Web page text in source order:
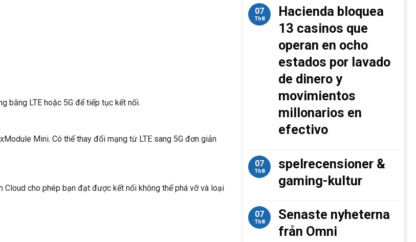
bằng LTE hoặc 5G để tiếp tục kết nối.
Mini. Có thể thay đổi mạng từ LTE sang 5G đơn giản
cho phép bạn đạt được kết nối không thể phá vỡ và loại
07
Th8
Hacienda bloquea
13 casinos que
operan en ocho
estados por lavado
de dinero y
movimientos
millonarios en
efectivo
07
Th8
spelrecensioner &
gaming-kultur
07
Th8
Senaste nyheterna
från Omni